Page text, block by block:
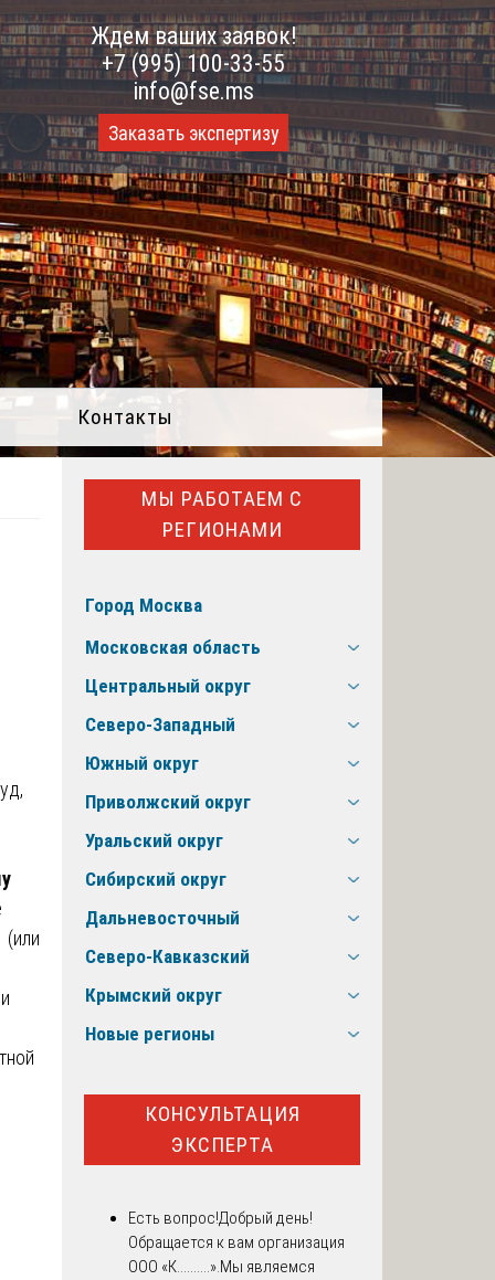
Ждем ваших заявок!
+7 (995) 100-33-55
info@fse.ms
Заказать экспертизу
Контакты
(или
МЫ РАБОТАЕМ С
РЕГИОНАМИ
Город Москва
Московская область
Центральный округ
Северо-Западный
Южный округ
Приволжский округ
Уральский округ
Сибирский округ
Дальневосточный
Северо-Кавказский
Крымский округ
Новые регионы
КОНСУЛЬТАЦИЯ
ЭКСПЕРТА
Есть вопрос!Добрый день!
Обращается к вам организация
ООО «К..........».Мы являемся